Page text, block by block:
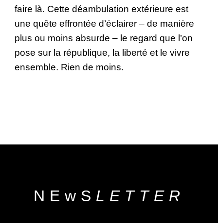
faire là. Cette déambulation extérieure est
une quête effrontée d’éclairer – de manière
plus ou moins absurde – le regard que l’on
pose sur la république, la liberté et le vivre
ensemble. Rien de moins.
NEwS LETTER